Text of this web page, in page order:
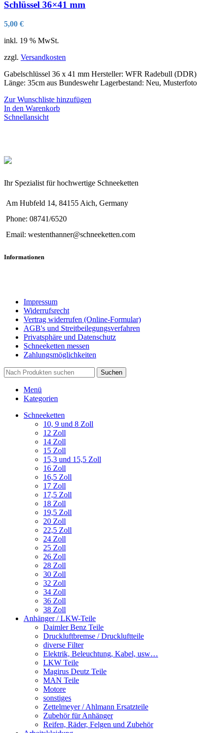
Schlüssel 36×41 mm
5,00 €
inkl. 19 % MwSt.
zzgl. Versandkosten
Gabelschlüssel 36 x 41 mm Hersteller: WFR Radebull (DDR)
Länge: 35cm aus Bundeswehr Lagerbestand: Neu, Musterfoto
Zur Wunschliste hinzufügen
In den Warenkorb
Schnellansicht
Ihr Spezialist für hochwertige Schneeketten
Am Hubfeld 14, 84155 Aich, Germany
Phone: 08741/6520
Email: westenthanner@schneeketten.com
Informationen
Impressum
Widerrufsrecht
Vertrag widerrufen (Online-Formular)
AGB's und Streitbeilegungsverfahren
Privatsphäre und Datenschutz
Schneeketten messen
Zahlungsmöglichkeiten
Suchen
Menü
Kategorien
Schneeketten
10, 9 und 8 Zoll
12 Zoll
14 Zoll
15 Zoll
15,3 und 15,5 Zoll
16 Zoll
16,5 Zoll
17 Zoll
17,5 Zoll
18 Zoll
19,5 Zoll
20 Zoll
22,5 Zoll
24 Zoll
25 Zoll
26 Zoll
28 Zoll
30 Zoll
32 Zoll
34 Zoll
36 Zoll
38 Zoll
Anhänger / LKW-Teile
Daimler Benz Teile
Druckluftbremse / Druckluftteile
diverse Filter
Elektrik, Beleuchtung, Kabel, usw…
LKW Teile
Magirus Deutz Teile
MAN Teile
Motore
sonstiges
Zettelmeyer / Ahlmann Ersatzteile
Zubehör für Anhänger
Reifen, Räder, Felgen und Zubehör